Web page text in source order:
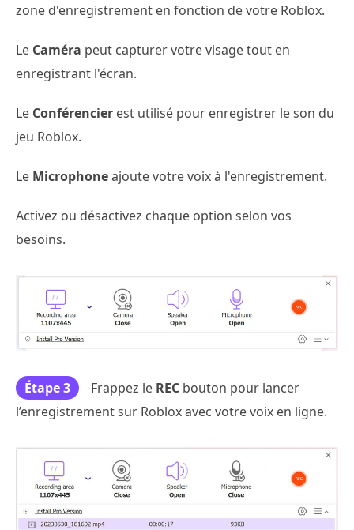
zone d'enregistrement en fonction de votre Roblox.
Le Caméra peut capturer votre visage tout en
enregistrant l'écran.
Le Conférencier est utilisé pour enregistrer le son du
jeu Roblox.
Le Microphoneajoute votre voix à l'enregistrement.
Activez ou désactivez chaque option selon vos
besoins.
Étape 3 Frappez le REC bouton pour lancer
l’enregistrement sur Roblox avec votre voix en ligne.